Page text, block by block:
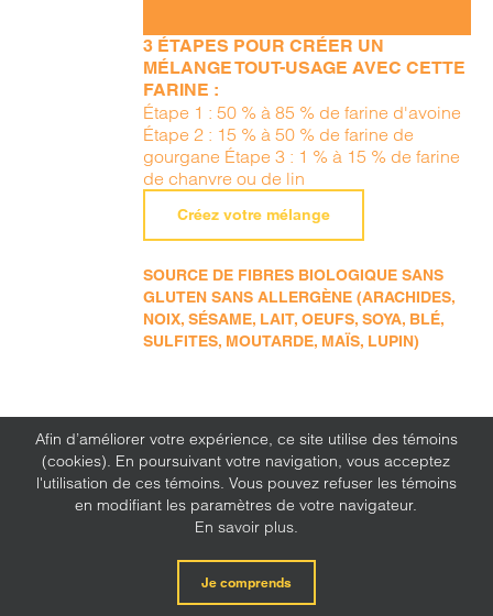
3 ÉTAPES POUR CRÉER UN
MÉLANGE TOUT-USAGE AVEC CETTE
FARINE :
Étape 1 : 50 % à 85 % de farine d'avoine
Étape 2 : 15 % à 50 % de farine de
gourgane Étape 3 : 1 % à 15 % de farine
de chanvre ou de lin
Créez votre mélange
SOURCE DE FIBRES BIOLOGIQUE SANS
GLUTEN SANS ALLERGÈNE (ARACHIDES,
NOIX, SÉSAME, LAIT, OEUFS, SOYA, BLÉ,
SULFITES, MOUTARDE, MAÏS, LUPIN)
Afin d’améliorer votre expérience, ce site utilise des témoins
(cookies). En poursuivant votre navigation, vous acceptez
l'utilisation de ces témoins. Vous pouvez refuser les témoins
en modifiant les paramètres de votre navigateur.
En savoir plus.
Je comprends